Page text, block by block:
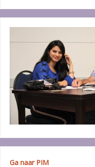
Ga naar PIM